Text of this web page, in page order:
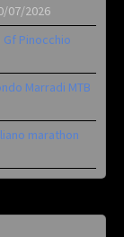
07/2026
Pinocchio
Marradi MTB
marathon